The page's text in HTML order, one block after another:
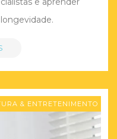
& ENTRETENIMENTO